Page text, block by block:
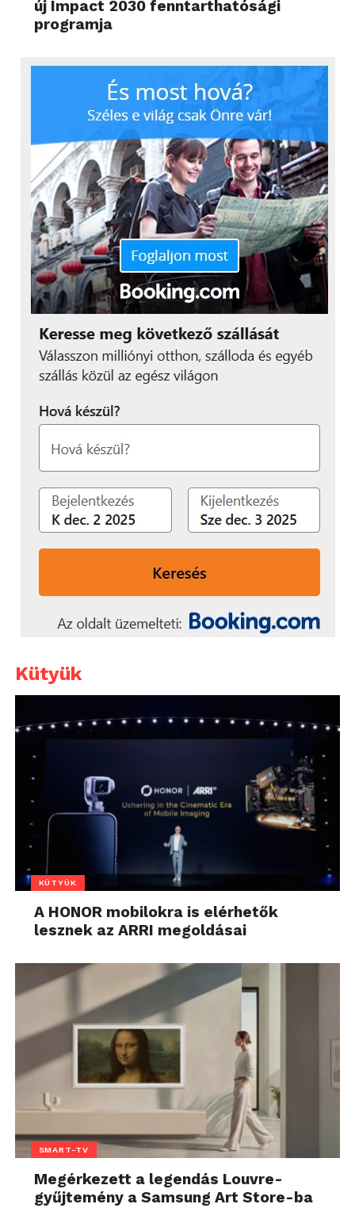
új Impact 2030 fenntarthatósági
programja
Kütyük
KÜTYÜK
A HONOR mobilokra is elérhetők
lesznek az ARRI megoldásai
SMART-TV
Megérkezett a legendás Louvre-
gyűjtemény a Samsung Art Store-ba